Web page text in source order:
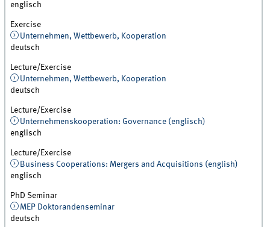
englisch
Exercise
Unternehmen, Wettbewerb, Kooperation
deutsch
Lecture/Exercise
Unternehmen, Wettbewerb, Kooperation
deutsch
Lecture/Exercise
Unternehmenskooperation: Governance (englisch)
englisch
Lecture/Exercise
Business Cooperations: Mergers and Acquisitions (english)
englisch
PhD Seminar
MEP Doktorandenseminar
deutsch